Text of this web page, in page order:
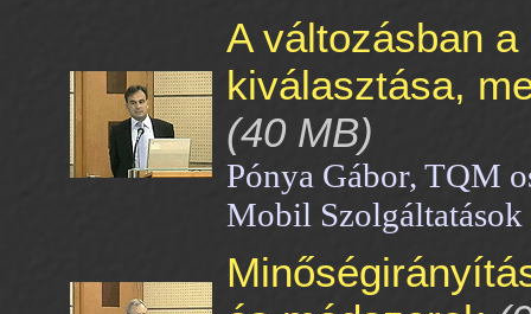
A változásban
kiválasztása,
(40 MB)
Pónya Gábor, TQM
Mobil Szolgáltatások